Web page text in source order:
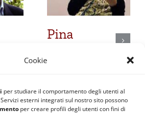
Cookie
per studiare il comportamento degli utenti al
esterni integrati sul nostro sito possono
per creare profili degli utenti con fini di
Pina
spirituale nel
fine vita